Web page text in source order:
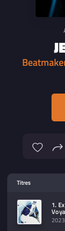
Titres
1.
2023